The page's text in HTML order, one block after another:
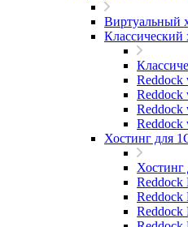
Виртуальный
Классический
Reddock
Reddock
Reddock
Reddock
Хостинг для
Хостинг
Reddock
Reddock
Reddock